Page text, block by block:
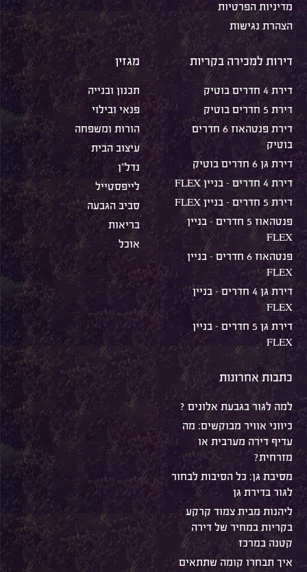
מדיניות הפרטיות
הצהרת נגישות
דירות למכירה בקריות
דירת 4 חדרים בוטיק
דירת 5 חדרים בוטיק
דירת פנטהאוז 6 חדרים
בוטיק
דירת גן 6 חדרים בוטיק
דירת 4 חדרים – בניין FLEX
דירת 5 חדרים – בניין FLEX
פנטהאוז 5 חדרים – בניין
FLEX
פנטהאוז 6 חדרים – בניין
FLEX
דירת גן 4 חדרים – בניין
FLEX
דירת גן 5 חדרים – בניין
FLEX
מגזין
תכנון ובנייה
פנאי ובילוי
הורות ומשפחה
עיצוב הבית
נדל"ן
לייפסטייל
סביב הגבעה
בריאות
אוכל
כתבות אחרונות
למה לגור בגבעת אלונים ?
כיווני אוויר מבוקשים: מה
עדיף דירה מערבית או
מזרחית?
מסיבת גן: כל הסיבות לבחור
לגור בדירת גן
ליהנות מבית צמוד קרקע
בקריות במחיר של דירה
קטנה במרכז
איך תבחרו קומה שתתאים